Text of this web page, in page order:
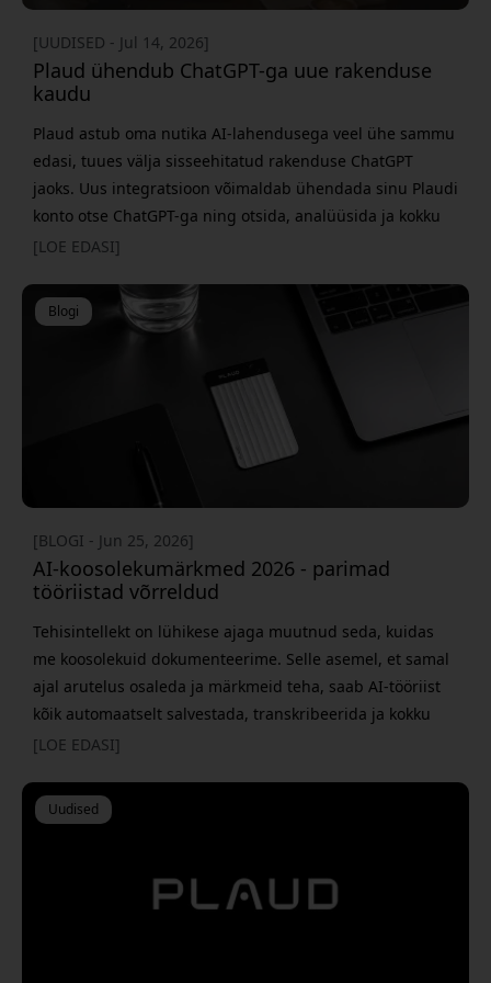
[UUDISED - Jul 14, 2026]
Plaud ühendub ChatGPT-ga uue rakenduse
kaudu
Plaud astub oma nutika AI-lahendusega veel ühe sammu
edasi, tuues välja sisseehitatud rakenduse ChatGPT
jaoks. Uus integratsioon võimaldab ühendada sinu Plaudi
konto otse ChatGPT-ga ning otsida, analüüsida ja kokku
võtta koosolekuid loomulikus keeles – ilma eri rakenduste
ChatGPT veel võimsamaks abiliseks kõigile, kes
kasutavad PLAUD Note'i, PLAUD NotePini v&o
[LOE EDASI]
Blogi
[BLOGI - Jun 25, 2026]
AI-koosolekumärkmed 2026 - parimad
tööriistad võrreldud
Tehisintellekt on lühikese ajaga muutnud seda, kuidas
me koosolekuid dokumenteerime. Selle asemel, et samal
ajal arutelus osaleda ja märkmeid teha, saab AI-tööriist
kõik automaatselt salvestada, transkribeerida ja kokku
võtta. Aga milline lahendus sobib tegelikult kõige
puhtad AI-rakendused kui ka füüsilised AI-salvestid, mis
toimivad peaaegu kõikjal. See teeb valiku veidi
[LOE EDASI]
Uudised